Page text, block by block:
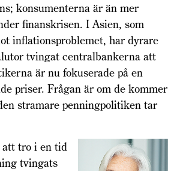
konsumenterna är än mer
finanskrisen. I Asien, som
inflationsproblemet, har dyrare
tvingat centralbankerna att
är nu fokuserade på en
priser. Frågan är om de kommer
stramare penningpolitiken tar
tro i en tid
tvingats